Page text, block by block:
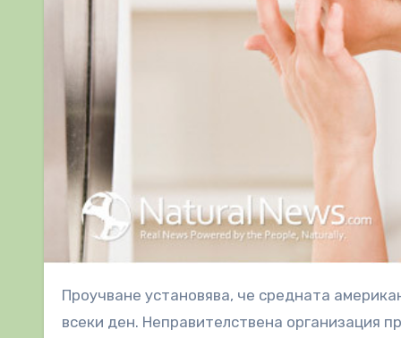
Проучване установява, че средната американска жена използва 12 вида продукти за здраве и красота
всеки ден. Неправителствена организация